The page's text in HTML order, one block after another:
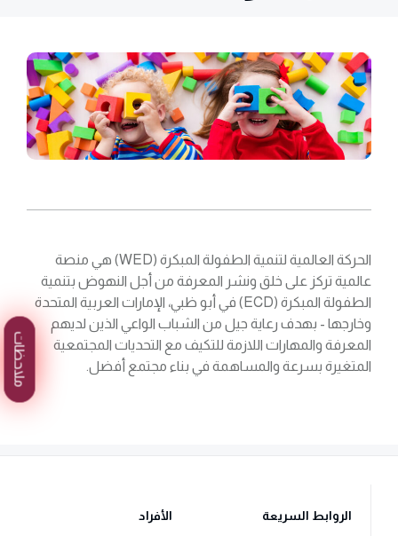
الحركة العالمية لتنمية الطفولة المبكرة (WED) هي منصة
عالمية تركز على خلق ونشر المعرفة من أجل النهوض بتنمية
الطفولة المبكرة (ECD) في أبو ظبي، الإمارات العربية المتحدة
وخارجها - بهدف رعاية جيل من الشباب الواعي الذين لديهم
المعرفة والمهارات اللازمة للتكيف مع التحديات المجتمعية
المتغيرة بسرعة والمساهمة في بناء مجتمع أفضل.
الروابط السريعة الأفراد
ملاحظات